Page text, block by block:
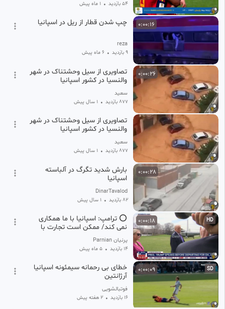
54 بازدید • 1 ماه پیش
0:00:16 چپ شدن قطار از ریل در اسپانیا
reza
9 بازدید • 6 ماه پیش
0:00:26
تصاویری از سیل وحشتناک در شهر
والنسیا در کشور اسپانیا
سعید
877 بازدید • 1 سال پیش
تصاویری از سیل وحشتناک در شهر
والنسیا در کشور اسپانیا
سعید
877 بازدید • 1 سال پیش
0:00:28
بارش شدید تگرگ در آلباسته
اسپانیا
DinarTavalod
82 بازدید • 1 سال پیش
HD
0:00:18
⭕️ ترامپ: اسپانیا با ما همکاری
نمی کند/ ممکن است تجارت با
اسپانیا را قطع کنیم
پرنیان Parnian
14 بازدید • 5 ماه پیش
SD
0:00:09
خطای بی رحمانه سیمئونه اسپانیا
آرژانتین
فوتبالشویی
16 بازدید • ۲ هفته پیش